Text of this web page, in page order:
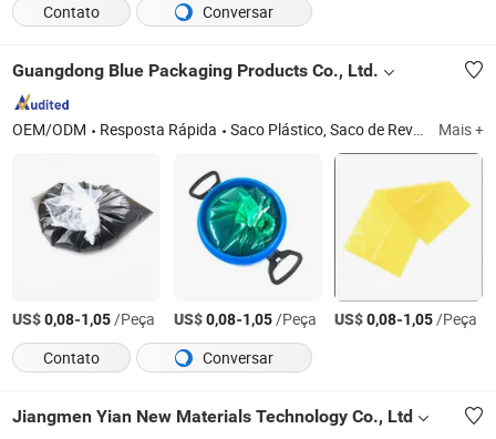
Contato
Conversar
Guangdong Blue Packaging Products Co., Ltd.
OEM/ODM Resposta Rápida Saco Plástico, Saco de Revestimento Plástico, Saco de Forro Plástico, Saco Interno Plástico, Saco Interno, Saco de Revestimento, Saco Interno de PE, Saco de Revestimento de PE Mais +
US$0,08-1,05/Peça US$0,08-1,05/Peça US$0,08-1,05/Peça
Contato
Conversar
Jiangmen Yian New Materials Technology Co., Ltd